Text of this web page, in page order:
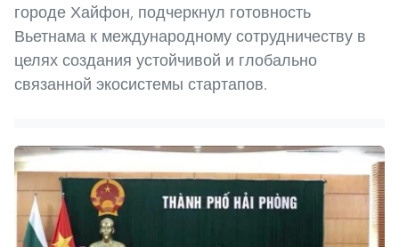
городе Хайфон, подчеркнул готовность
Вьетнама к международному сотрудничеству в
целях создания устойчивой и глобально
связанной экосистемы стартапов.